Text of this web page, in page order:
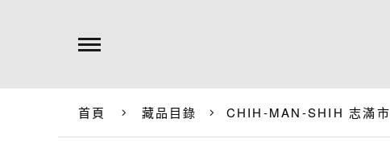
首頁 藏品目錄 CHIH-MAN-SHIH 志滿市